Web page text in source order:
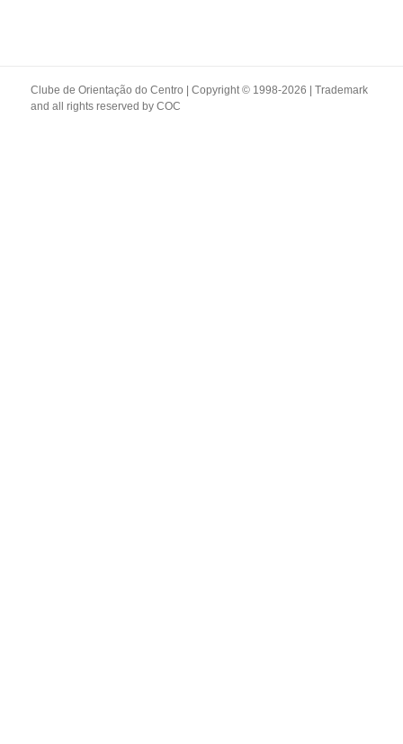
Clube de Orientação do Centro | Copyright © 1998-2026 | Trademark
and all rights reserved byCOC